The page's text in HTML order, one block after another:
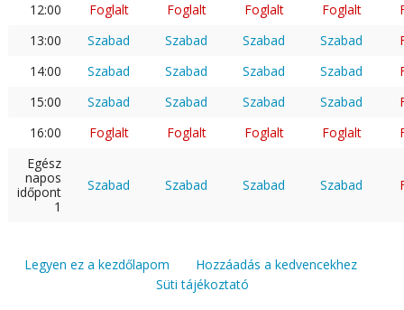
12:00
Foglalt Foglalt Foglalt Foglalt
13:00
Szabad Szabad Szabad Szabad
14:00
Szabad Szabad Szabad Szabad
15:00
Szabad Szabad Szabad Szabad
16:00
Foglalt Foglalt Foglalt Foglalt
Egész
napos
időpont
1
Szabad Szabad Szabad Szabad
Legyen ez a kezdőlapom
Hozzáadás a kedvencekhez
Süti tájékoztató